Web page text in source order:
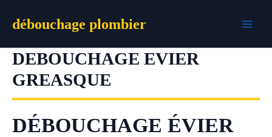
débouchage plombier
DEBOUCHAGE EVIER
GREASQUE
DÉBOUCHAGE ÉVIER